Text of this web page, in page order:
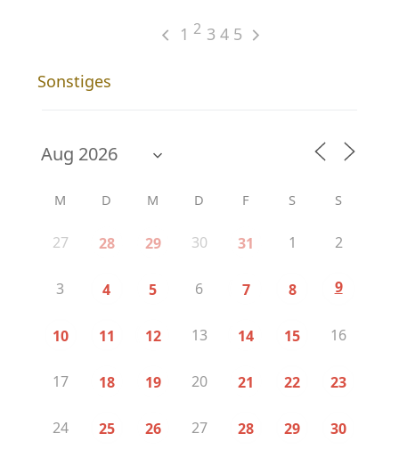
1 2 3 4 5
Sonstiges
M D M D F S S
27 28 29 30 31 1 2
3 4 5 6 7 8 9
10 11 12 13 14 15 16
17 18 19 20 21 22 23
24 25 26 27 28 29 30